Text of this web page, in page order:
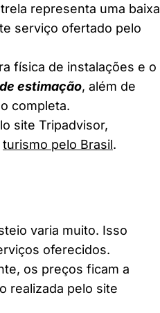
representa uma baixa
serviço ofertado pelo
física de instalações e o
estimação, além de
completa.
site Tripadvisor,
turismo pelo Brasil.
varia muito. Isso
oferecidos.
os preços ficam a
realizada pelo site